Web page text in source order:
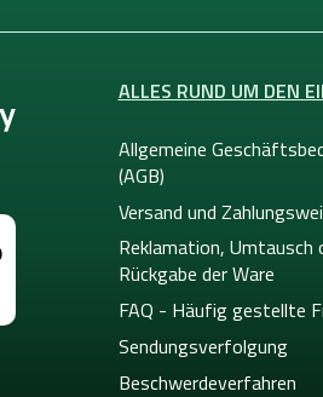
ALLES RUND UM DEN
Allgemeine
(AGB)
Versand und
Reklamation, Umtausch
Rückgabe der Ware
FAQ - Häufig gestellte
Sendungsverfolgung
Beschwerdeverfahren